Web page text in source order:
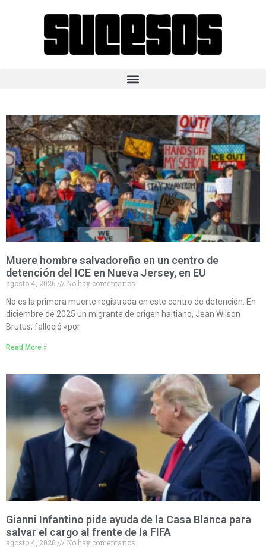
Muere hombre salvadoreño en un centro de
detención del ICE en Nueva Jersey, en EU
agosto 4, 2026
No hay comentarios
No es la primera muerte registrada en este centro de detención. En
diciembre de 2025 un migrante de origen haitiano, Jean Wilson
Brutus, falleció «por
Read More »
Gianni Infantino pide ayuda de la Casa Blanca para
salvar el cargo al frente de la FIFA
agosto 4, 2026
No hay comentarios